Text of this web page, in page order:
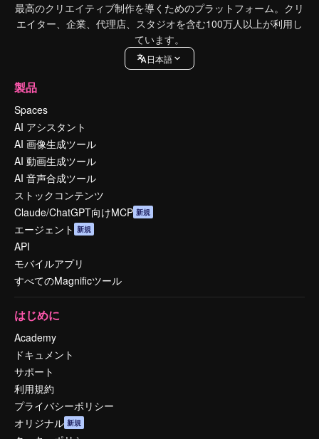
最高のクリエイティブ制作を導くためのプラットフォーム。クリ
エイター、企業、代理店、スタジオを含む100万人以上が利用し
ています。
日本語
製品
Spaces
AI アシスタント
AI 画像生成ツール
AI 動画生成ツール
AI 音声合成ツール
ストックコンテンツ
Claude/ChatGPT向けMCP 新規
エージェント 新規
API
モバイルアプリ
すべてのMagnificツール
はじめに
Academy
ドキュメント
サポート
利用規約
プライバシーポリシー
オリジナル 新規